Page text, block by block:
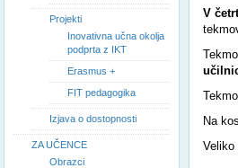
Projekti
Inovativna učna okolja
podprta z IKT
Erasmus +
FIT pedagogika
Izjava o dostopnosti
ZA UČENCE
Obrazci
V
Na
Veliko